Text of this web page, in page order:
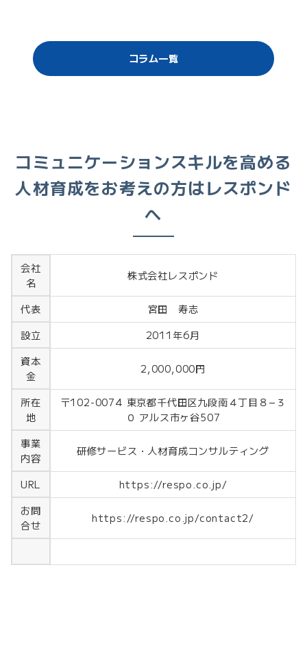
コラム一覧
コミュニケーションスキルを高める
人材育成をお考えの方はレスポンド
へ
会社
名
株式会社レスポンド
代表
宮田 寿志
設立
2011年6月
資本
金
2,000,000円
所在
地
〒102-0074 東京都千代田区九段南４丁目８−３
０ アルス市ヶ谷507
事業
内容
研修サービス・人材育成コンサルティング
URL
https://respo.co.jp/
お問
合せ
https://respo.co.jp/contact2/